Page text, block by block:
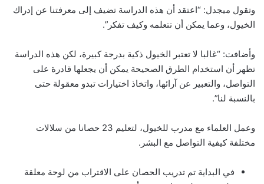
وتقول ميجدل: “اعتقد أن هذه الدراسة تضيف إلى معرفتنا عن إدراك
الخيول، وعما يمكن أن تتعلمه وكيف تفكر”.
وأضافت: “غالبا لا تعتبر الخيول ذكية بدرجة كبيرة، لكن هذه الدراسة
تظهر أن استخدام الطرق الصحيحة يمكن أن يجعلها قادرة على
التواصل، والتعبير عن آرائها، واتخاذ اختيارات تبدو معقولة حتى
بالنسبة لنا”.
وعمل العلماء مع مدرب للخيول، لتعليم 23 حصانا من سلالات
مختلفة كيفية التواصل مع البشر.
في البداية تم تدريب الحصان على الاقتراب من لوحة معلقة